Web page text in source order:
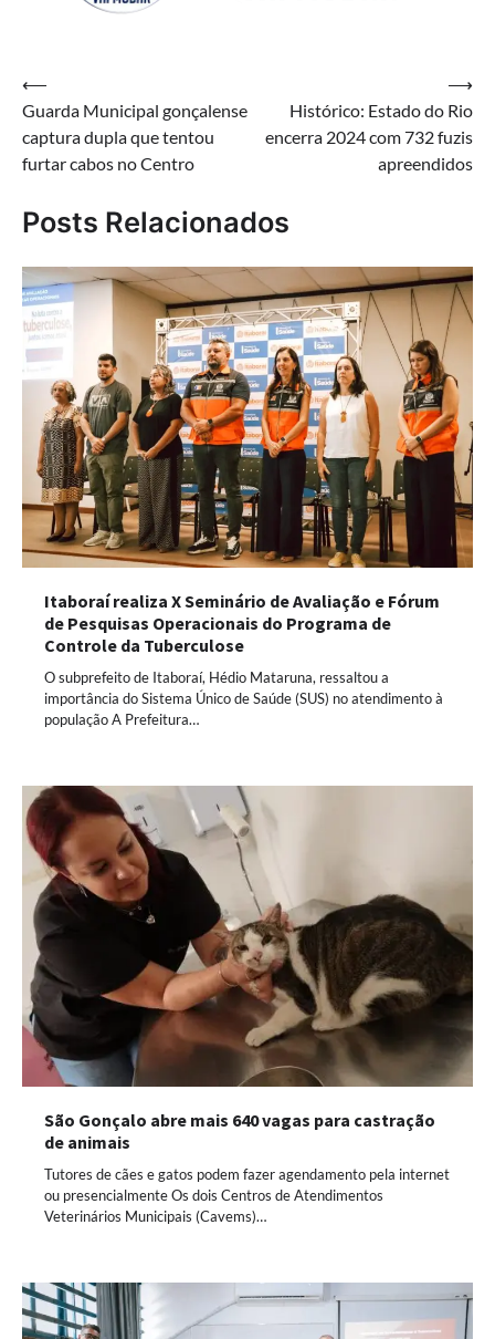
Navegação
de
Post
⟵
Guarda Municipal gonçalense
captura dupla que tentou
furtar cabos no Centro
Histórico: Estado do Rio
encerra 2024 com 732 fuzis
apreendidos
⟶
Posts Relacionados
Itaboraí realiza X Seminário de Avaliação e Fórum
de Pesquisas Operacionais do Programa de
Controle da Tuberculose
O subprefeito de Itaboraí, Hédio Mataruna, ressaltou a
importância do Sistema Único de Saúde (SUS) no atendimento à
população A Prefeitura…
São Gonçalo abre mais 640 vagas para castração
de animais
Tutores de cães e gatos podem fazer agendamento pela internet
ou presencialmente Os dois Centros de Atendimentos
Veterinários Municipais (Cavems)…